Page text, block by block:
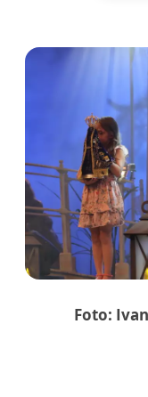
Foto: